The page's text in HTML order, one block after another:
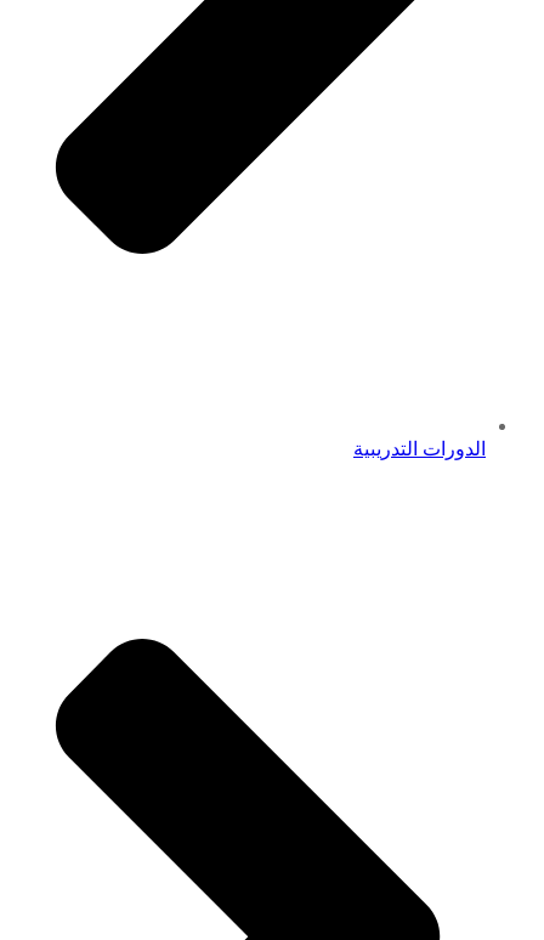
الدورات التدريبية